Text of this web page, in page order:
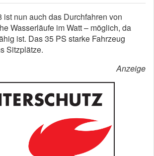
ist nun auch das Durchfahren von
Wasserläufe im Watt – möglich, da
ist. Das 35 PS starke Fahrzeug
Sitzplätze.
Anzeige